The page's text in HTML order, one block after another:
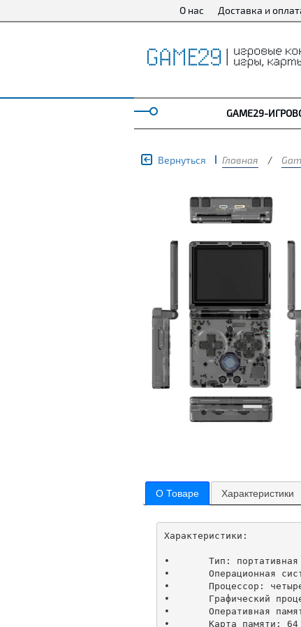
О нас Доставка и
GAME29-
Вернуться Главная /
О Товаре Характеристики
Характеристики:
•	Тип: портативная
•	Операционная система: Linux
•	Процессор: четырехъядерный ARM Cortex-A53 H700, 1.5 Ghz
•	Графический процессор: dual-core Mali-G31 MP2
•	Оперативная память: LPDDR4 1GB
•	Карта памяти: 64 ГБ TF/Micro SD